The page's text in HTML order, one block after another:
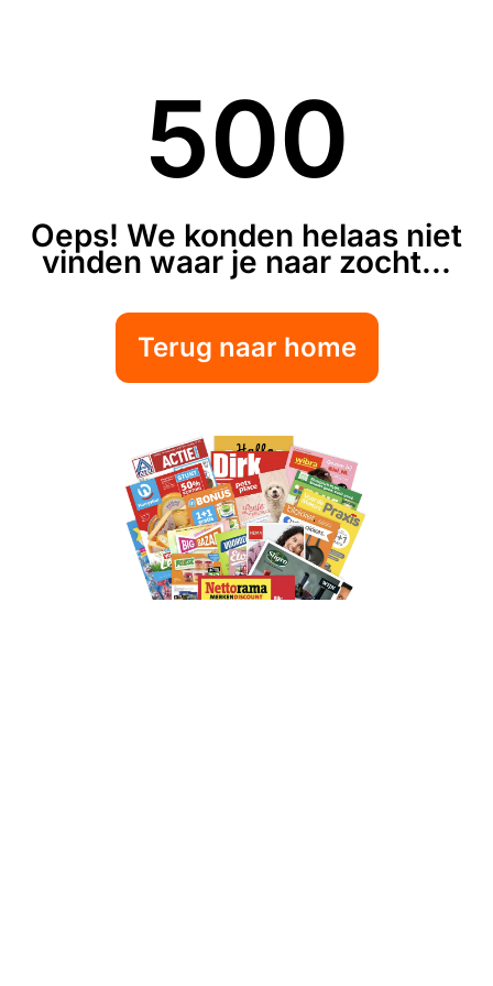
500
Oeps! We konden helaas niet
vinden waar je naar zocht...
Terug naar home